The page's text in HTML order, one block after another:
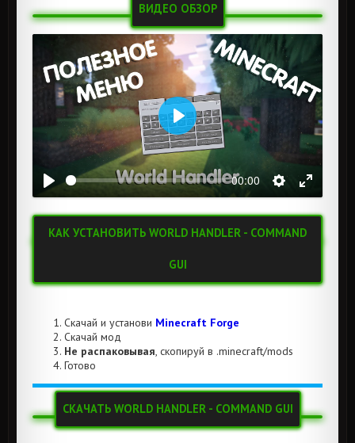
ВИДЕО ОБЗОР
00:00
Воспроизвести
КАК УСТАНОВИТЬ WORLD HANDLER - COMMAND
GUI
Скачай и установи Minecraft Forge
Скачай мод
Не распаковывая, скопируй в .minecraft/mods
Готово
СКАЧАТЬ WORLD HANDLER - COMMAND GUI